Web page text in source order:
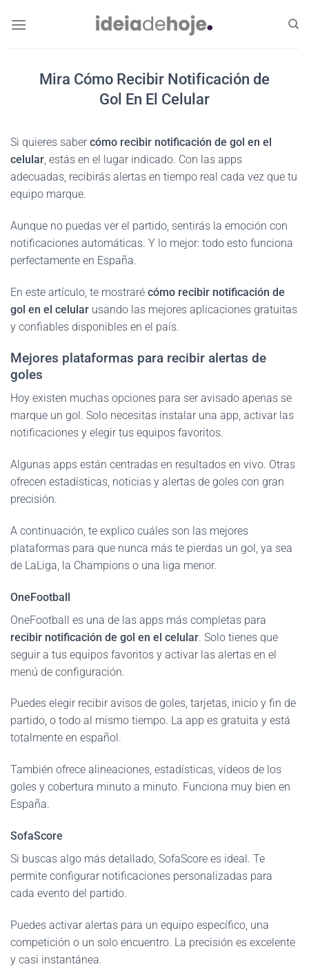
Mira Cómo Recibir Notificación de
Gol En El Celular
Si quieres sabercómo recibir notificación de gol en el
celular, estás en el lugar indicado. Con las apps
adecuadas, recibirás alertas en tiempo real cada vez que tu
equipo marque.
Aunque no puedas ver el partido, sentirás la emoción con
notificaciones automáticas. Y lo mejor: todo esto funciona
perfectamente en España.
En este artículo, te mostraré cómo recibir notificación de
gol en el celular usando las mejores aplicaciones gratuitas
y confiables disponibles en el país.
Mejores plataformas para recibir alertas de
goles
Hoy existen muchas opciones para ser avisado apenas se
marque un gol. Solo necesitas instalar una app, activar las
notificaciones y elegir tus equipos favoritos.
Algunas apps están centradas en resultados en vivo. Otras
ofrecen estadísticas, noticias y alertas de goles con gran
precisión.
A continuación, te explico cuáles son las mejores
plataformas para que nunca más te pierdas un gol, ya sea
de LaLiga, la Champions o una liga menor.
OneFootball
OneFootball es una de las apps más completas para
recibir notificación de gol en el celular. Solo tienes que
seguir a tus equipos favoritos y activar las alertas en el
menú de configuración.
Puedes elegir recibir avisos de goles, tarjetas, inicio y fin de
partido, o todo al mismo tiempo. La app es gratuita y está
totalmente en español.
También ofrece alineaciones, estadísticas, vídeos de los
goles y cobertura minuto a minuto. Funciona muy bien en
España.
SofaScore
Si buscas algo más detallado, SofaScore es ideal. Te
permite configurar notificaciones personalizadas para
cada evento del partido.
Puedes activar alertas para un equipo específico, una
competición o un solo encuentro. La precisión es excelente
y casi instantánea.